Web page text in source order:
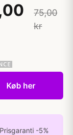
75,00
kr
Køb her
Prisgaranti -5%